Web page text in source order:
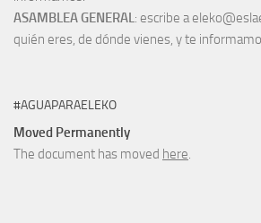
ASAMBLEA GENERAL: escribe a
quién eres, de dónde vienes, y te
#AGUAPARAELEKO
Moved Permanently
The document has moved here.